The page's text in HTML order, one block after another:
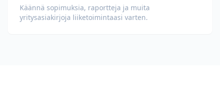
Käännä sopimuksia, raportteja ja muita
yritysasiakirjoja liiketoimintaasi varten.